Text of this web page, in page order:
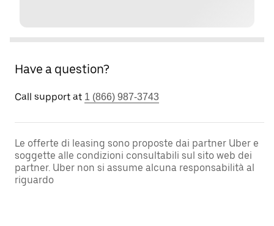
Have a question?
Call support at 1 (866) 987-3743
Le offerte di leasing sono proposte dai partner Uber e
soggette alle condizioni consultabili sul sito web dei
partner. Uber non si assume alcuna responsabilità al
riguardo